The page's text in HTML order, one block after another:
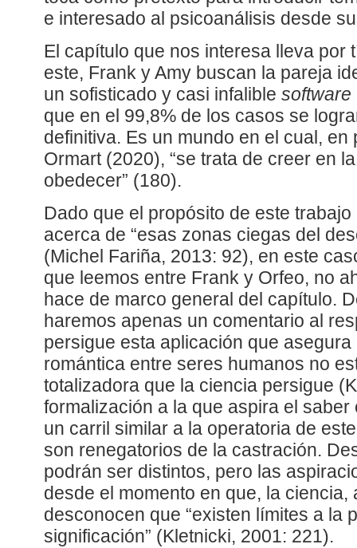
e interesado al psicoanálisis desde
El capítulo que nos interesa lleva por
este, Frank y Amy buscan la pareja
un sofisticado y casi infalible software
que en el 99,8% de los casos se
definitiva. Es un mundo en el cual,
Ormart (2020), “se trata de creer en
obedecer” (180).
Dado que el propósito de este
acerca de “esas zonas ciegas del
(Michel Fariña, 2013: 92), en este
que leemos entre Frank y Orfeo, no
hace de marco general del capítulo.
haremos apenas un comentario al
persigue esta aplicación que
romántica entre seres humanos no
totalizadora que la ciencia persigue
formalización a la que aspira el
un carril similar a la operatoria de
son renegatorios de la castración.
podrán ser distintos, pero las
desde el momento en que, la
desconocen que “existen límites a la
significación” (Kletnicki, 2001: 221).